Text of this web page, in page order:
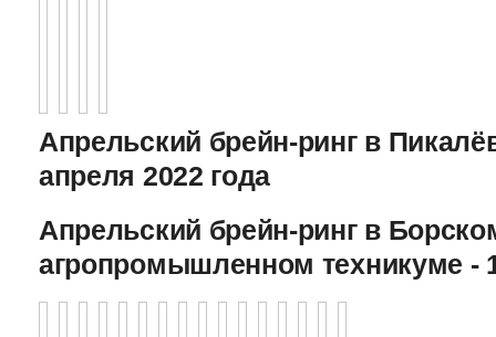
Апрельский брейн-ринг в
апреля 2022 года
Апрельский брейн-ринг в
агропромышленном техникуме -